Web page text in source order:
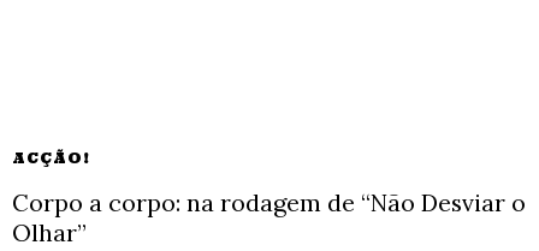
ACÇÃO!
Corpo a corpo: na rodagem de “Não Desviar o
Olhar”